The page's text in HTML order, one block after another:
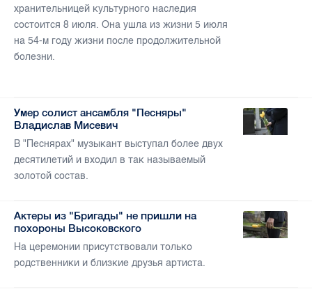
хранительницей культурного наследия
состоится 8 июля. Она ушла из жизни 5 июля
на 54-м году жизни после продолжительной
болезни.
Умер солист ансамбля "Песняры"
Владислав Мисевич
В "Песнярах" музыкант выступал более двух
десятилетий и входил в так называемый
золотой состав.
Актеры из "Бригады" не пришли на
похороны Высоковского
На церемонии присутствовали только
родственники и близкие друзья артиста.